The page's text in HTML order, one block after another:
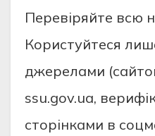
Перевіряйте всю
Користуйтеся
джерелами
ssu.gov.ua,
сторінками в